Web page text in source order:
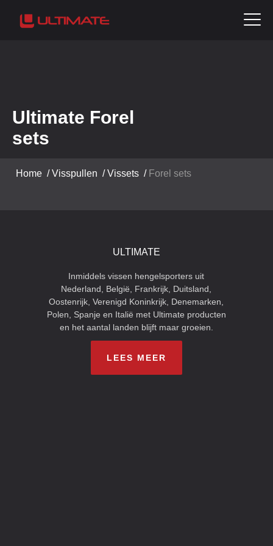
Ultimate Forel
sets
Home /Visspullen /Vissets / Forel sets
ULTIMATE
Inmiddels vissen hengelsporters uit
Nederland, België, Frankrijk, Duitsland,
Oostenrijk, Verenigd Koninkrijk, Denemarken,
Polen, Spanje en Italië met Ultimate producten
en het aantal landen blijft maar groeien.
LEES MEER